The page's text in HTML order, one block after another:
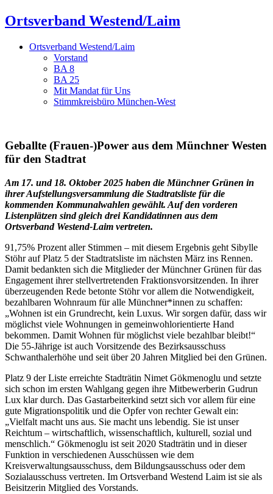
Ortsverband Westend/Laim
Ortsverband Westend/Laim
Vorstand
BA 8
BA 25
Mit Mandat für Uns
Stimmkreisbüro München-West
Geballte (Frauen-)Power aus dem Münchner Westen
für den Stadtrat
Am 17. und 18. Oktober 2025 haben die Münchner Grünen in
ihrer Aufstellungsversammlung die Stadtratsliste für die
kommenden Kommunalwahlen gewählt. Auf den vorderen
Listenplätzen sind gleich drei Kandidatinnen aus dem
Ortsverband Westend-Laim vertreten.
91,75% Prozent aller Stimmen – mit diesem Ergebnis geht Sibylle
Stöhr auf Platz 5 der Stadtratsliste im nächsten März ins Rennen.
Damit bedankten sich die Mitglieder der Münchner Grünen für das
Engagement ihrer stellvertretenden Fraktionsvorsitzenden. In ihrer
überzeugenden Rede betonte Stöhr vor allem die Notwendigkeit,
bezahlbaren Wohnraum für alle Münchner*innen zu schaffen:
„Wohnen ist ein Grundrecht, kein Luxus. Wir sorgen dafür, dass wir
möglichst viele Wohnungen in gemeinwohlorientierte Hand
bekommen. Damit Wohnen für möglichst viele bezahlbar bleibt!“
Die 55-Jährige ist auch Vorsitzende des Bezirksausschuss
Schwanthalerhöhe und seit über 20 Jahren Mitglied bei den Grünen.
Platz 9 der Liste erreichte Stadträtin Nimet Gökmenoglu und setzte
sich schon im ersten Wahlgang gegen ihre Mitbewerberin Gudrun
Lux klar durch. Das Gastarbeiterkind setzt sich vor allem für eine
gute Migrationspolitik und die Opfer von rechter Gewalt ein:
„Vielfalt macht uns aus. Sie macht uns lebendig. Sie ist unser
Reichtum – wirtschaftlich, wissenschaftlich, kulturell, sozial und
menschlich.“ Gökmenoglu ist seit 2020 Stadträtin und in dieser
Funktion in verschiedenen Ausschüssen wie dem
Kreisverwaltungsausschuss, dem Bildungsausschuss oder dem
Sozialausschuss vertreten. Im Ortsverband Westend Laim ist sie als
Beisitzerin Mitglied des Vorstands.